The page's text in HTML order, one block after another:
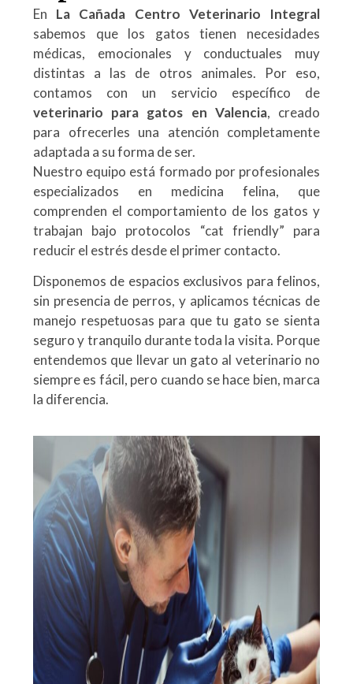
En La Cañada Centro Veterinario Integral
sabemos que los gatos tienen necesidades
médicas, emocionales y conductuales muy
distintas a las de otros animales. Por eso,
contamos con un servicio específico de
veterinario para gatos en Valencia, creado
para ofrecerles una atención completamente
adaptada a su forma de ser.
Nuestro equipo está formado por profesionales
especializados en medicina felina, que
comprenden el comportamiento de los gatos y
trabajan bajo protocolos “cat friendly” para
reducir el estrés desde el primer contacto.
Disponemos de espacios exclusivos para felinos,
sin presencia de perros, y aplicamos técnicas de
manejo respetuosas para que tu gato se sienta
seguro y tranquilo durante toda la visita. Porque
entendemos que llevar un gato al veterinario no
siempre es fácil, pero cuando se hace bien, marca
la diferencia.